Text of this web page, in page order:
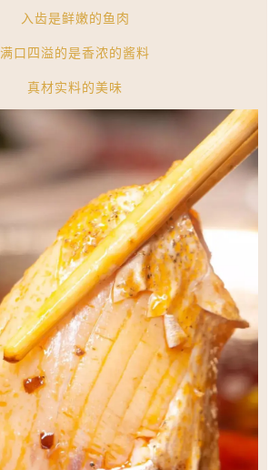
入齿是鲜嫩的鱼肉
满口四溢的是香浓的酱料
真材实料的美味